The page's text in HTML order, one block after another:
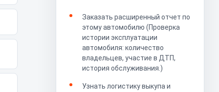
Заказать расширенный отчет по
этому автомобилю (Проверка
истории эксплуатации
автомобиля: количество
владельцев, участие в ДТП,
история обслуживания.)
Узнать логистику выкупа и